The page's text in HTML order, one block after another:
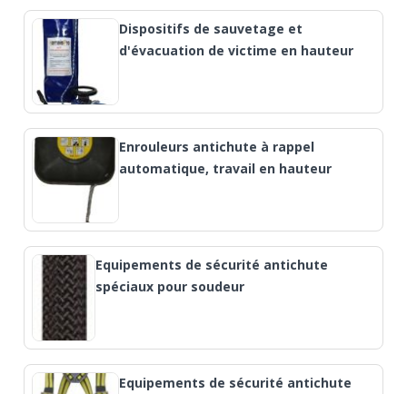
Dispositifs de sauvetage et
d'évacuation de victime en hauteur
Enrouleurs antichute à rappel
automatique, travail en hauteur
Equipements de sécurité antichute
spéciaux pour soudeur
Equipements de sécurité antichute